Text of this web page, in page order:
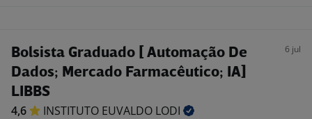
Bolsista Graduado [ Automação De
Dados; Mercado Farmacêutico; IA]
LIBBS
6 jul
4,6 INSTITUTO EUVALDO LODI